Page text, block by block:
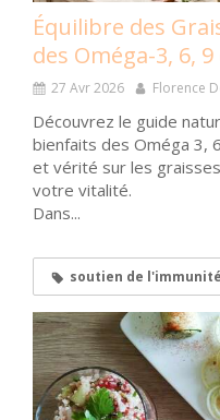
Équilibre des
des Oméga-3, 6,
27 Avr 2026 Florence
Découvrez le guide
bienfaits des Oméga 3,
et vérité sur les
votre vitalité.
Dans...
soutien de l'immunité